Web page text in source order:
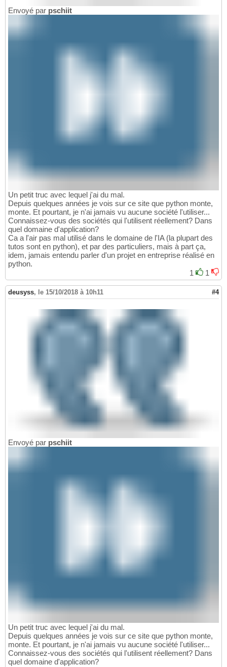
Envoyé par pschiit
Un petit truc avec lequel j'ai du mal.
Depuis quelques années je vois sur ce site que python monte,
monte. Et pourtant, je n'ai jamais vu aucune société l'utiliser...
Connaissez-vous des sociétés qui l'utilisent réellement? Dans
quel domaine d'application?
Ca a l'air pas mal utilisé dans le domaine de l'IA (la plupart des
tutos sont en python), et par des particuliers, mais à part ça,
idem, jamais entendu parler d'un projet en entreprise réalisé en
python.
1
1
deusyss, le 15/10/2018 à 10h11 #4
Envoyé par pschiit
Un petit truc avec lequel j'ai du mal.
Depuis quelques années je vois sur ce site que python monte,
monte. Et pourtant, je n'ai jamais vu aucune société l'utiliser...
Connaissez-vous des sociétés qui l'utilisent réellement? Dans
quel domaine d'application?